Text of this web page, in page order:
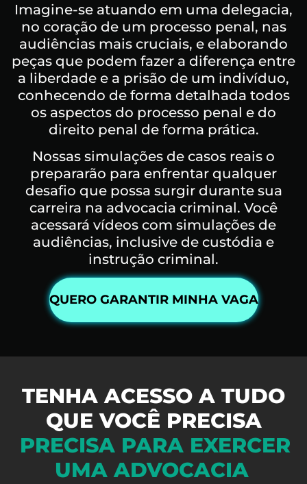
Imagine-se atuando em uma delegacia,
no coração de um processo penal, nas
audiências mais cruciais, e elaborando
peças que podem fazer a diferença entre
a liberdade e a prisão de um indivíduo,
conhecendo de forma detalhada todos
os aspectos do processo penal e do
direito penal de forma prática.
Nossas simulações de casos reais o
prepararão para enfrentar qualquer
desafio que possa surgir durante sua
carreira na advocacia criminal. Você
acessará vídeos com simulações de
audiências, inclusive de custódia e
instrução criminal.
QUERO GARANTIR MINHA VAGA
TENHA ACESSO A TUDO
QUE VOCÊ PRECISA
PRECISA PARA EXERCER
UMA ADVOCACIA